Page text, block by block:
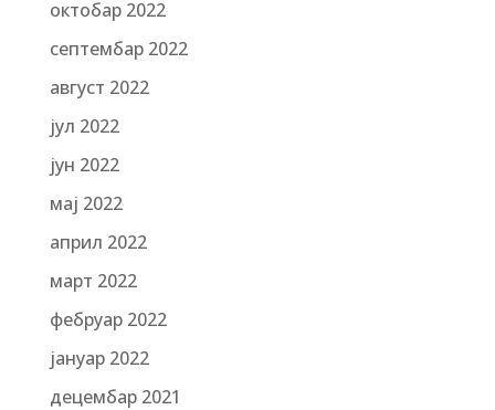
октобар 2022
септембар 2022
август 2022
јул 2022
јун 2022
мај 2022
април 2022
март 2022
фебруар 2022
јануар 2022
децембар 2021